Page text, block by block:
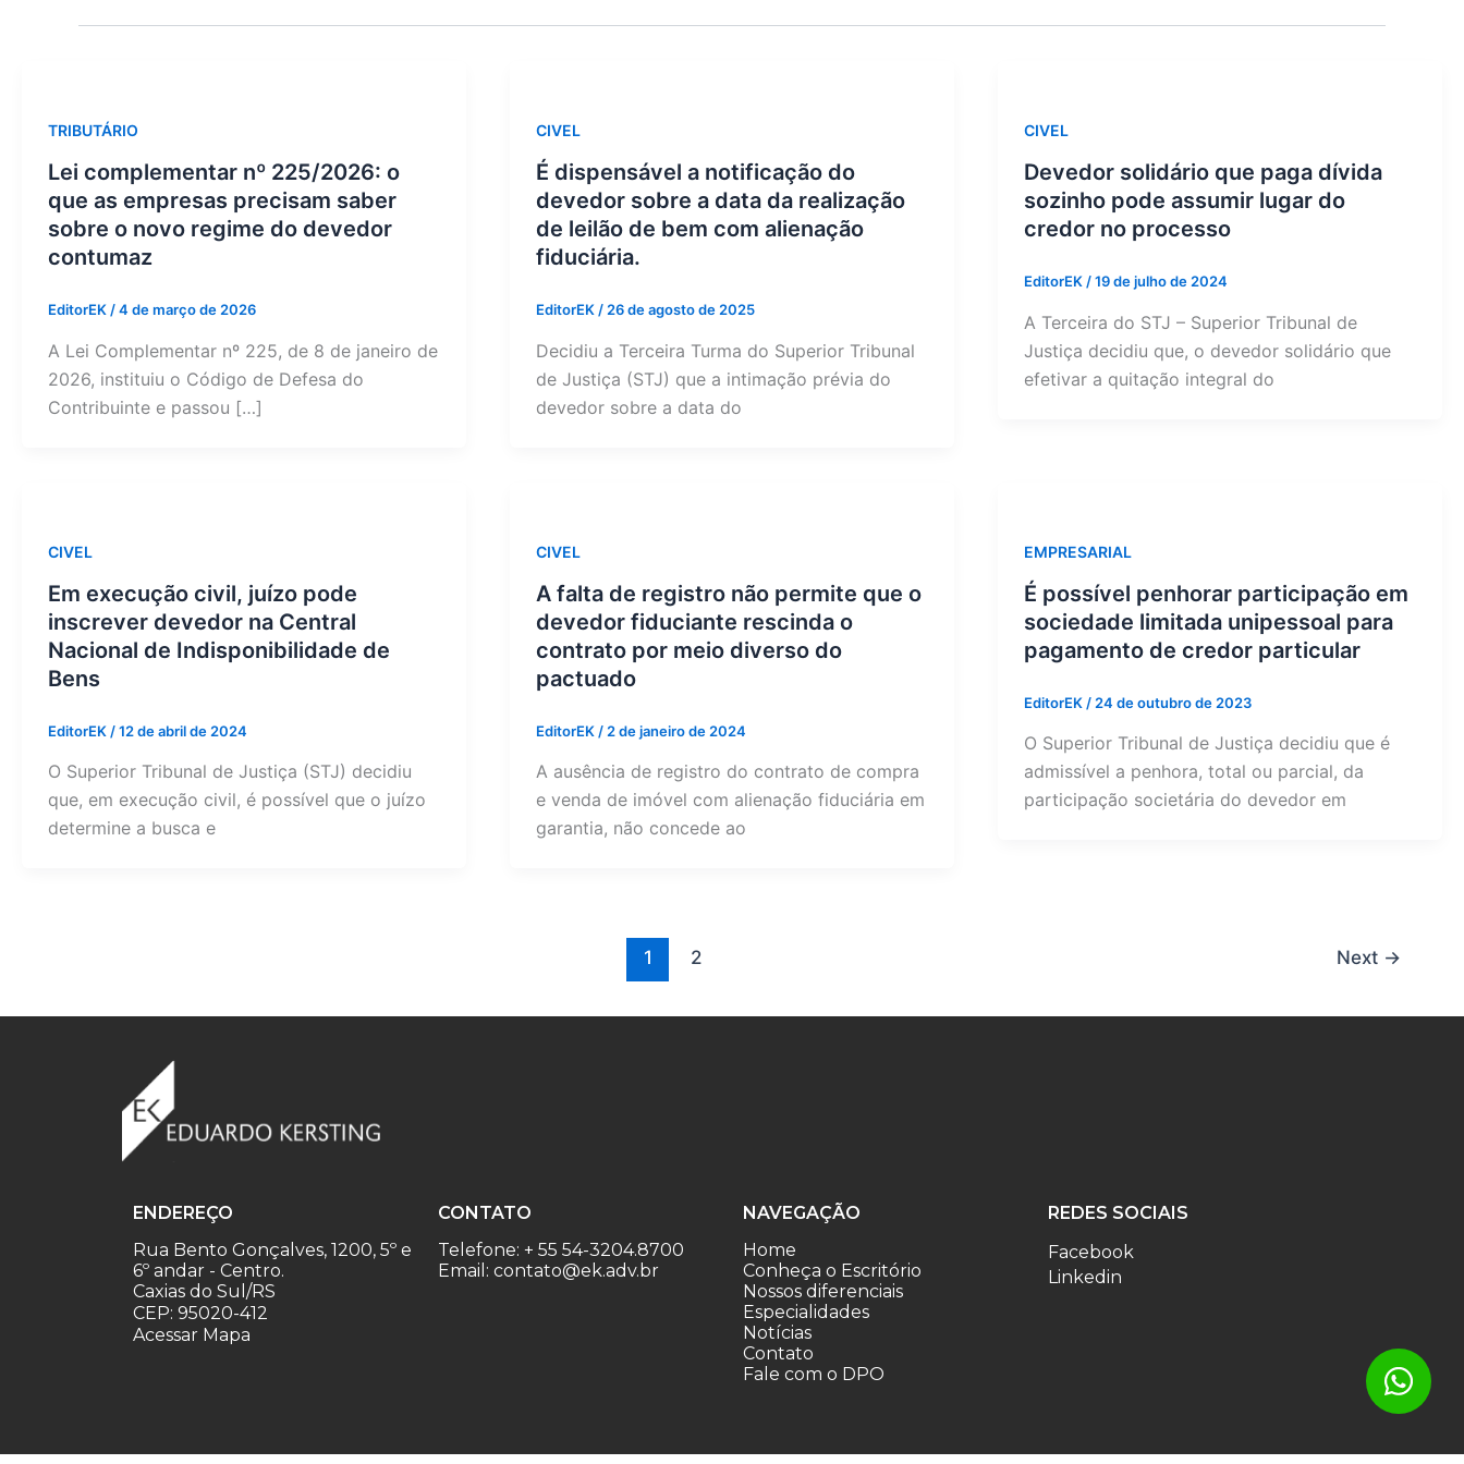
TRIBUTÁRIO
Lei complementar nº 225/2026: o
que as empresas precisam saber
sobre o novo regime do devedor
contumaz
EditorEK/4 de março de 2026
A Lei Complementar nº 225, de 8 de janeiro de
2026, instituiu o Código de Defesa do
Contribuinte e passou […]
CIVEL
É dispensável a notificação do
devedor sobre a data da realização
de leilão de bem com alienação
fiduciária.
EditorEK/26 de agosto de 2025
Decidiu a Terceira Turma do Superior Tribunal
de Justiça (STJ) que a intimação prévia do
devedor sobre a data do
CIVEL
Devedor solidário que paga dívida
sozinho pode assumir lugar do
credor no processo
EditorEK/19 de julho de 2024
A Terceira do STJ – Superior Tribunal de
Justiça decidiu que, o devedor solidário que
efetivar a quitação integral do
CIVEL
Em execução civil, juízo pode
inscrever devedor na Central
Nacional de Indisponibilidade de
Bens
EditorEK /12 de abril de 2024
O Superior Tribunal de Justiça (STJ) decidiu
que, em execução civil, é possível que o juízo
determine a busca e
CIVEL
A falta de registro não permite que o
devedor fiduciante rescinda o
contrato por meio diverso do
pactuado
EditorEK / 2 de janeiro de 2024
A ausência de registro do contrato de compra
e venda de imóvel com alienação fiduciária em
garantia, não concede ao
EMPRESARIAL
É possível penhorar participação em
sociedade limitada unipessoal para
pagamento de credor particular
EditorEK / 24 de outubro de 2023
O Superior Tribunal de Justiça decidiu que é
admissível a penhora, total ou parcial, da
participação societária do devedor em
1 2 Next →
ENDEREÇO
Rua Bento Gonçalves, 1200, 5º e
6º andar - Centro.
Caxias do Sul/RS
CEP: 95020-412
Acessar Mapa
CONTATO
Telefone: + 55 54-3204.8700
Email: contato@ek.adv.br
NAVEGAÇÃO
Home
Conheça o Escritório
Nossos diferenciais
Especialidades
Notícias
Contato
Fale com o DPO
REDES SOCIAIS
Facebook
Linkedin